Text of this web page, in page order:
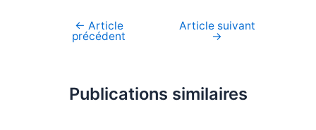
Navigation
← Article
précédent
Article suivant
→
Publications similaires